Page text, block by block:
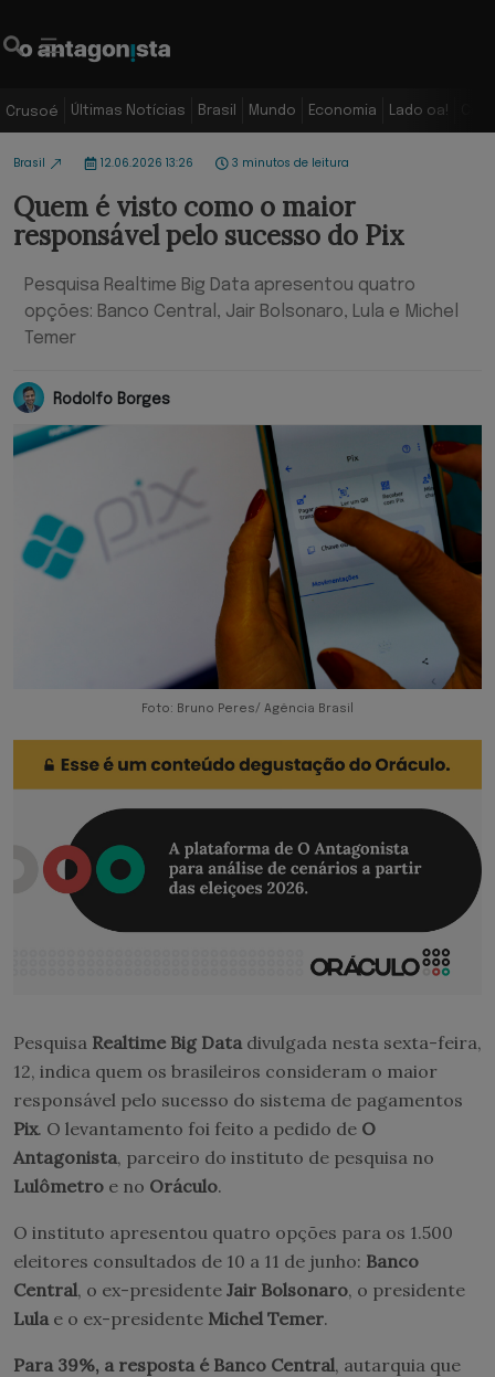
Crusoé Últimas Notícias Brasil Mundo Economia Lado oa!
Brasil 12.06.2026 13:26 3 minutos de leitura
Quem é visto como o maior
responsável pelo sucesso do Pix
Pesquisa Realtime Big Data apresentou quatro
opções: Banco Central, Jair Bolsonaro, Lula e Michel
Temer
Rodolfo Borges
Foto: Bruno Peres/ Agência Brasil
Pesquisa Realtime Big Data divulgada nesta sexta-feira,
12, indica quem os brasileiros consideram o maior
responsável pelo sucesso do sistema de pagamentos
Pix. O levantamento foi feito a pedido de O
Antagonista, parceiro do instituto de pesquisa no
Lulômetro e no Oráculo.
O instituto apresentou quatro opções para os 1.500
eleitores consultados de 10 a 11 de junho: Banco
Central, o ex-presidente Jair Bolsonaro, o presidente
Lula e o ex-presidente Michel Temer.
Para 39%, a resposta é Banco Central, autarquia que